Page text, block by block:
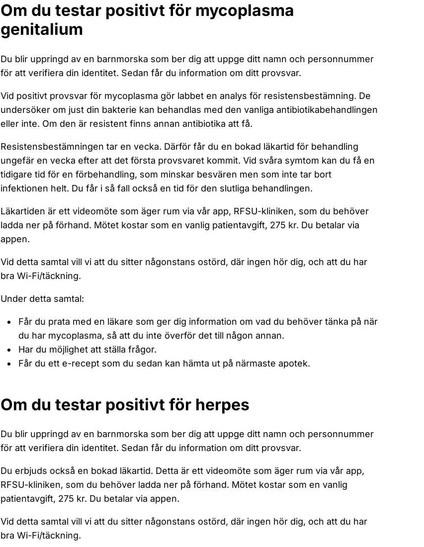
Om du testar positivt för mycoplasma
genitalium
Du blir uppringd av en barnmorska som ber dig att uppge ditt namn och personnummer
för att verifiera din identitet. Sedan får du information om ditt provsvar.
Vid positivt provsvar för mycoplasma gör labbet en analys för resistensbestämning. De
undersöker om just din bakterie kan behandlas med den vanliga antibiotikabehandlingen
eller inte. Om den är resistent finns annan antibiotika att få.
Resistensbestämningen tar en vecka. Därför får du en bokad läkartid för behandling
ungefär en vecka efter att det första provsvaret kommit. Vid svåra symtom kan du få en
tidigare tid för en förbehandling, som minskar besvären men som inte tar bort
infektionen helt. Du får i så fall också en tid för den slutliga behandlingen.
Läkartiden är ett videomöte som äger rum via vår app, RFSU-kliniken, som du behöver
ladda ner på förhand. Mötet kostar som en vanlig patientavgift, 275 kr. Du betalar via
appen.
Vid detta samtal vill vi att du sitter någonstans ostörd, där ingen hör dig, och att du har
bra Wi-Fi/täckning.
Under detta samtal:
Får du prata med en läkare som ger dig information om vad du behöver tänka på när
du har mycoplasma, så att du inte överför det till någon annan.
Har du möjlighet att ställa frågor.
Får du ett e-recept som du sedan kan hämta ut på närmaste apotek.
Om du testar positivt för herpes
Du blir uppringd av en barnmorska som ber dig att uppge ditt namn och personnummer
för att verifiera din identitet. Sedan får du information om ditt provsvar.
Du erbjuds också en bokad läkartid. Detta är ett videomöte som äger rum via vår app,
RFSU-kliniken, som du behöver ladda ner på förhand. Mötet kostar som en vanlig
patientavgift, 275 kr. Du betalar via appen.
Vid detta samtal vill vi att du sitter någonstans ostörd, där ingen hör dig, och att du har
bra Wi-Fi/täckning.